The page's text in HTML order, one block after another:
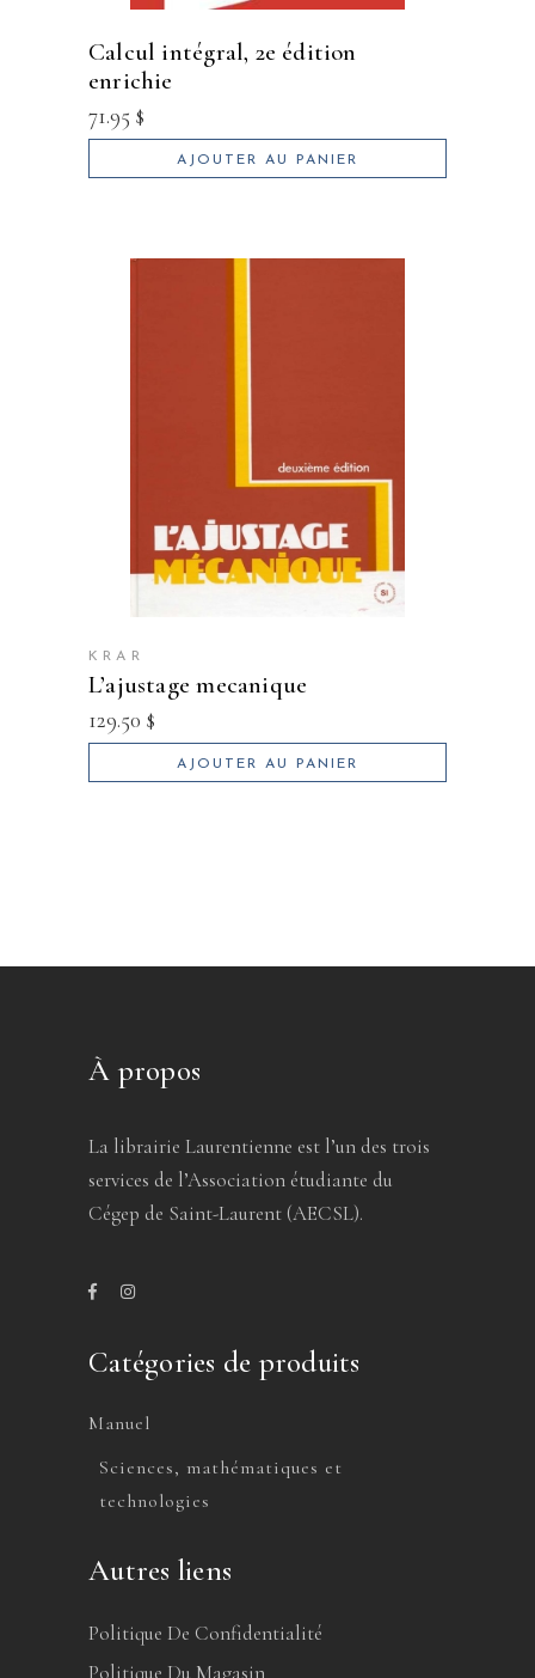
calcul intégral, 2e édition
enrichie
71.95 $
AJOUTER AU PANIER
KRAR
l’ajustage mecanique
129.50 $
AJOUTER AU PANIER
À propos
La librairie Laurentienne est l’un des trois
services de l’Association étudiante du
Cégep de Saint-Laurent (AECSL).
Catégories de produits
Manuel
Sciences, mathématiques et
technologies
Autres liens
Politique De Confidentialité
Politique Du Magasin